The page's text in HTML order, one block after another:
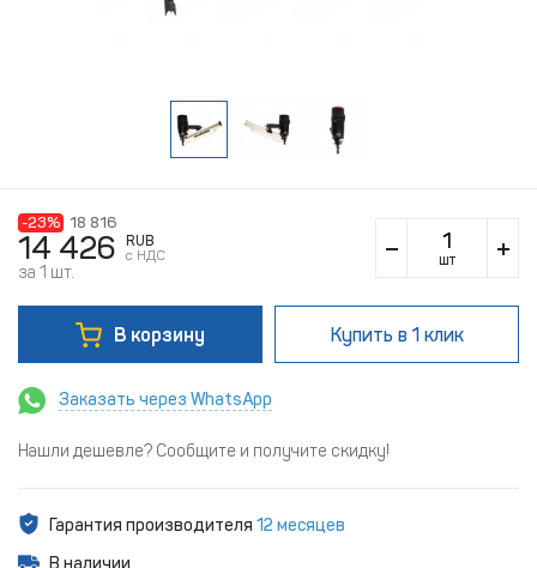
-23% 18 816
14 426
RUB
c НДС
за 1 шт.
шт
В корзину Купить в 1 клик
Заказать через WhatsApp
Нашли дешевле? Сообщите и получите скидку!
Гарантия производителя 12 месяцев
В наличии